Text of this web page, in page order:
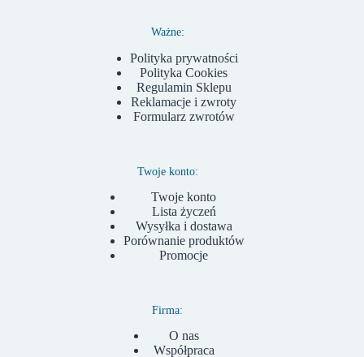
Ważne:
Polityka prywatności
Polityka Cookies
Regulamin Sklepu
Reklamacje i zwroty
Formularz zwrotów
Twoje konto:
Twoje konto
Lista życzeń
Wysyłka i dostawa
Porównanie produktów
Promocje
Firma:
O nas
Współpraca